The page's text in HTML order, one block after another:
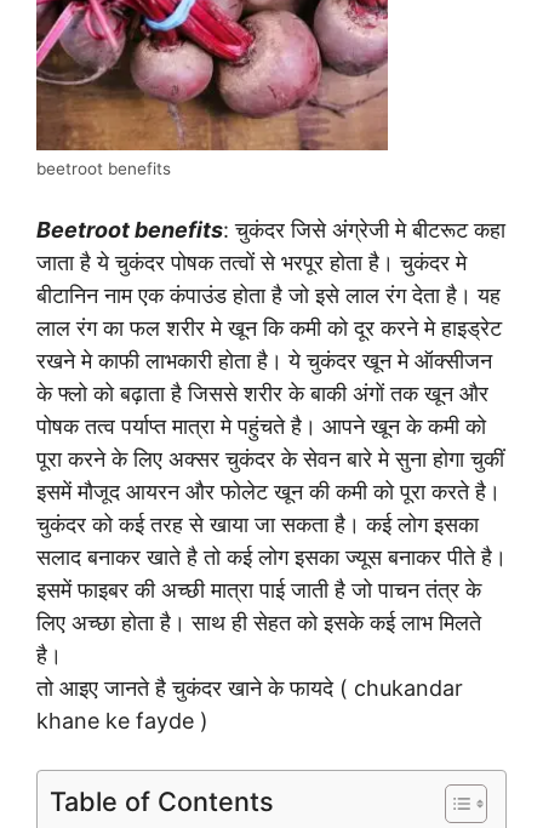
beetroot benefits
Beetroot benefits: चुकंदर जिसे अंग्रेजी मे बीटरूट कहा
जाता है ये चुकंदर पोषक तत्वों से भरपूर होता है। चुकंदर मे
बीटानिन नाम एक कंपाउंड होता है जो इसे लाल रंग देता है। यह
लाल रंग का फल शरीर मे खून कि कमी को दूर करने मे हाइड्रेट
रखने मे काफी लाभकारी होता है। ये चुकंदर खून मे ऑक्सीजन
के फ्लो को बढ़ाता है जिससे शरीर के बाकी अंगों तक खून और
पोषक तत्व पर्याप्त मात्रा मे पहुंचते है। आपने खून के कमी को
पूरा करने के लिए अक्सर चुकंदर के सेवन बारे मे सुना होगा चुकीं
इसमें मौजूद आयरन और फोलेट खून की कमी को पूरा करते है।
चुकंदर को कई तरह से खाया जा सकता है। कई लोग इसका
सलाद बनाकर खाते है तो कई लोग इसका ज्यूस बनाकर पीते है।
इसमें फाइबर की अच्छी मात्रा पाई जाती है जो पाचन तंत्र के
लिए अच्छा होता है। साथ ही सेहत को इसके कई लाभ मिलते
है।
तो आइए जानते है चुकंदर खाने के फायदे ( chukandar
khane ke fayde )
Table of Contents